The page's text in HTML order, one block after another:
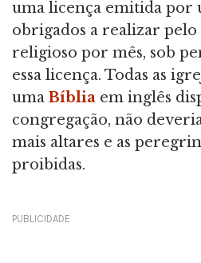
uma licença emitida por
obrigados a realizar
religioso por mês, sob
essa licença. Todas as
uma Bíblia em inglês
congregação, não
mais altares e as
proibidas.
PUBLICIDADE